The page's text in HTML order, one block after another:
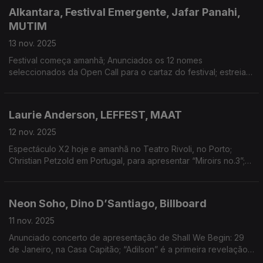
Alkantara, Festival Emergente, Jafar Panahi,
MUTIM
13 nov. 2025
Festival começa amanhã; Anunciados os 12 nomes
seleccionados da Open Call para o cartaz do festival; estreia
Laurie Anderson, LEFFEST, MAAT
12 nov. 2025
Espectáculo X2 hoje e amanhã no Teatro Rivoli, no Porto;
Christian Petzold em Portugal, para apresentar “Miroirs no.3”;
Neon Soho, Dino D’Santiago, Billboard
11 nov. 2025
Anunciado concerto de apresentação de Shall We Begin: 29
de Janeiro, na Casa Capitão; “Adilson” é a primeira revelação